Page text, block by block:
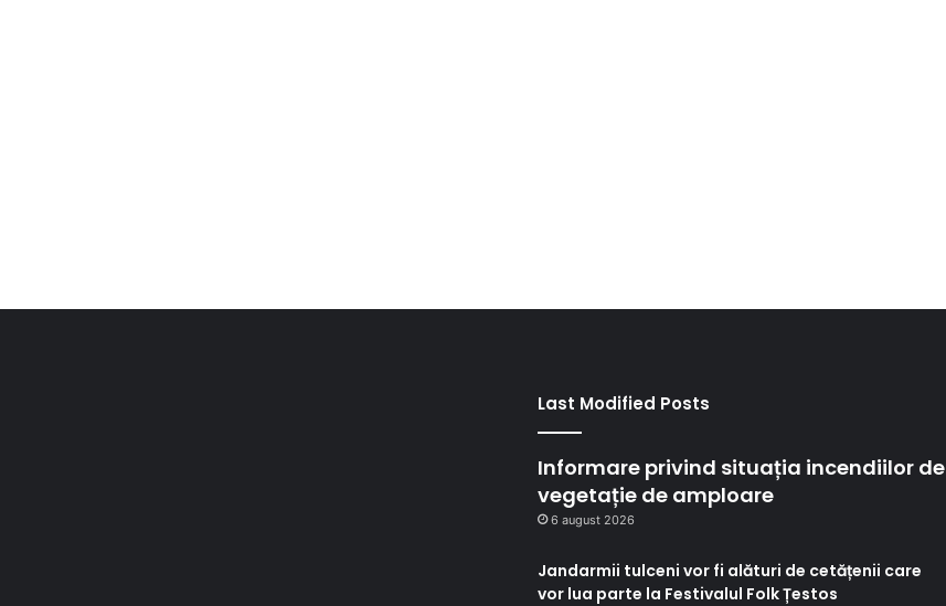
Last Modified Posts
Informare privind situația incendiilor de
vegetație de amploare
6 august 2026
Jandarmii tulceni vor fi alături de cetățenii care
vor lua parte la Festivalul Folk Țestos